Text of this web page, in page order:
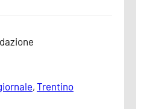
, Trentino